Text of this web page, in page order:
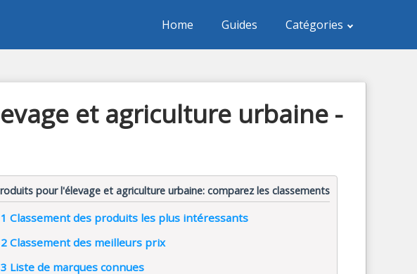
Home Guides Catégories
et agriculture urbaine -
pour l'élevage et agriculture urbaine: comparez les classements
1 Classement des produits les plus intéressants
2 Classement des meilleurs prix
3 Liste de marques connues